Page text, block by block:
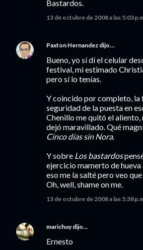
Bastardos.
13 de octubre de 2008 a las 5:03
Paxton Hernandez dijo…
Bueno, yo sí dí el celular
festival, mi estimado
pero sí lo tenías.
Y coincido por completo, la
seguridad de la puesta en
Chenillo me quitó el aliento,
dejó maravillado. Qué
Cinco días sin Nora.
Y sobre Los bastardos
ejercicio mamerto de hueva
eso me la salté pero veo
Oh, well, shame on me.
13 de octubre de 2008 a las 5:38
marichuydijo…
Ernesto